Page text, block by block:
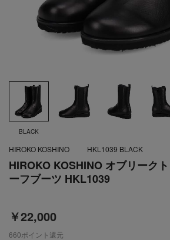
BLACK
HIROKO KOSHINO オブリーク
ーフブーツ HKL1039
￥22,000
HIROKO KOSHINO HKL1039 BLACK
660ポイント還元